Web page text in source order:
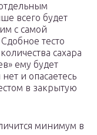
всего будет
с самой
тесто
сахара
ему будет
и опасаетесь
в закрытую
минимум в